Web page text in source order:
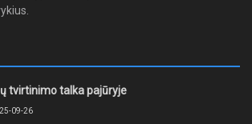
tvirtinimo talka pajūryje
09-26